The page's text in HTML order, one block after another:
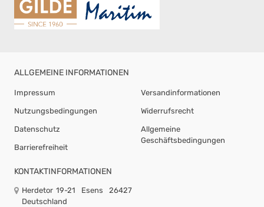
ALLGEMEINE INFORMATIONEN
Impressum
Nutzungsbedingungen
Datenschutz
Barrierefreiheit
Versandinformationen
Widerrufsrecht
Allgemeine
Geschäftsbedingungen
KONTAKTINFORMATIONEN
Herdetor 19-21 Esens
26427
Deutschland